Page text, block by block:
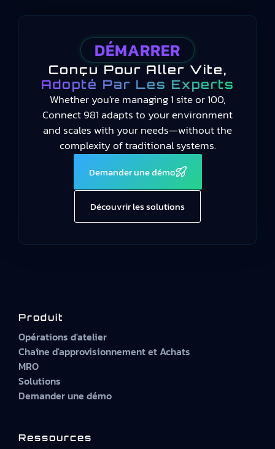
DÉMARRER
Conçu Pour Aller Vite,
Adopté Par Les Experts
Whether you're managing 1 site or 100,
Connect 981 adapts to your environment
and scales with your needs—without the
complexity of traditional systems.
Demander une démo
Découvrir les solutions
Produit
Opérations d'atelier
Chaîne d'approvisionnement et Achats
MRO
Solutions
Demander une démo
Ressources